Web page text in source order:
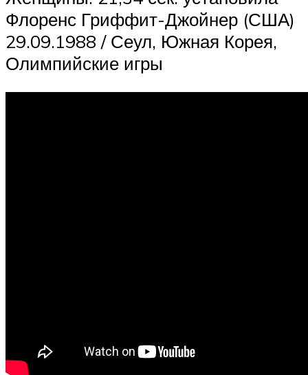
Флоренс Гриффит-Джойнер (США)
29.09.1988 / Сеул, Южная Корея,
Олимпийские игры